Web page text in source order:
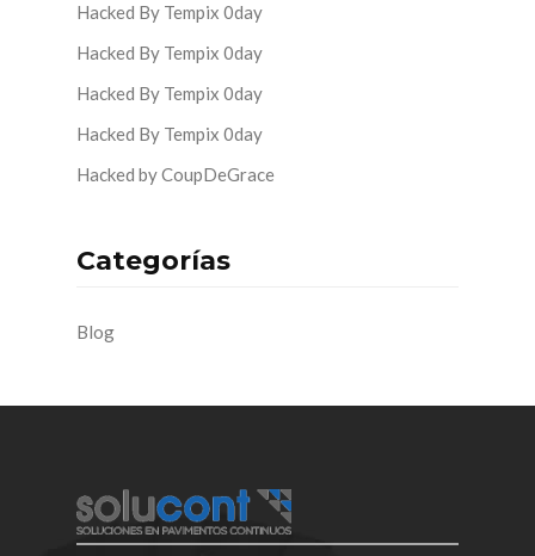
Hacked By Tempix 0day
Hacked By Tempix 0day
Hacked By Tempix 0day
Hacked By Tempix 0day
Hacked by CoupDeGrace
Categorías
Blog